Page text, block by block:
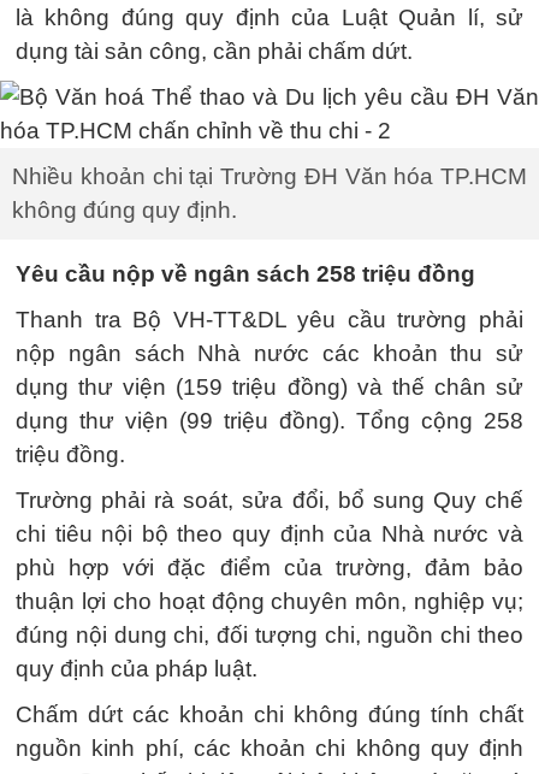
là không đúng quy định của Luật Quản lí, sử
dụng tài sản công, cần phải chấm dứt.
Nhiều khoản chi tại Trường ĐH Văn hóa TP.HCM
không đúng quy định.
Yêu cầu nộp về ngân sách 258 triệu đồng
Thanh tra Bộ VH-TT&DL yêu cầu trường phải
nộp ngân sách Nhà nước các khoản thu sử
dụng thư viện (159 triệu đồng) và thế chân sử
dụng thư viện (99 triệu đồng). Tổng cộng 258
triệu đồng.
Trường phải rà soát, sửa đổi, bổ sung Quy chế
chi tiêu nội bộ theo quy định của Nhà nước và
phù hợp với đặc điểm của trường, đảm bảo
thuận lợi cho hoạt động chuyên môn, nghiệp vụ;
đúng nội dung chi, đối tượng chi, nguồn chi theo
quy định của pháp luật.
Chấm dứt các khoản chi không đúng tính chất
nguồn kinh phí, các khoản chi không quy định